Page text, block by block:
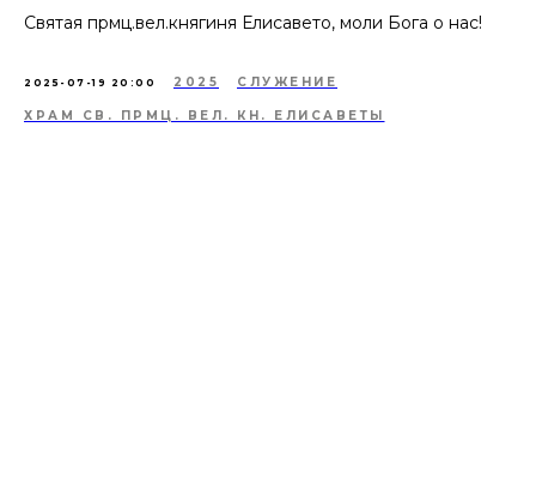
Святая прмц.вел.княгиня Елисавето, моли Бога о нас!
2025-07-19 20:00 2025 СЛУЖЕНИЕ
ХРАМ СВ. ПРМЦ. ВЕЛ. КН. ЕЛИСАВЕТЫ